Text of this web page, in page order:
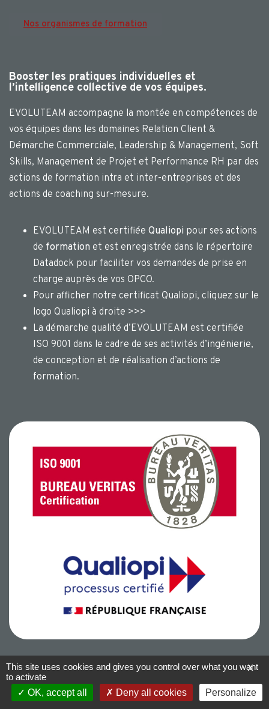
Nos organismes de formation
Booster les pratiques individuelles et
l’intelligence collective de vos équipes.
EVOLUTEAM accompagne la montée en compétences de
vos équipes dans les domaines Relation Client &
Démarche Commerciale, Leadership & Management, Soft
Skills, Management de Projet et Performance RH par des
actions de formation intra et inter-entreprises et des
actions de coaching sur-mesure.
EVOLUTEAM est certifiée Qualiopi pour ses actions
de formation et est enregistrée dans le répertoire
Datadock pour faciliter vos demandes de prise en
charge auprès de vos OPCO.
Pour afficher notre certificat Qualiopi, cliquez sur le
logo Qualiopi à droite >>>
La démarche qualité d’EVOLUTEAM est certifiée
ISO 9001 dans le cadre de ses activités d’ingénierie,
de conception et de réalisation d’actions de
formation.
Conditions Générales de Vente–Mentions légales– Informations
cookies–Blog
X
This site uses cookies and gives you control over what you want
to activate
OK, accept all
Deny all cookies Personalize